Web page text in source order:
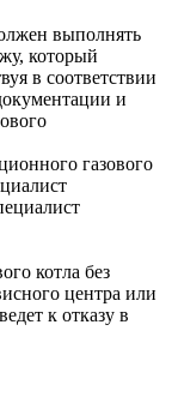
выполнять
который
в соответствии
и
газового
котла без
центра или
к отказу в